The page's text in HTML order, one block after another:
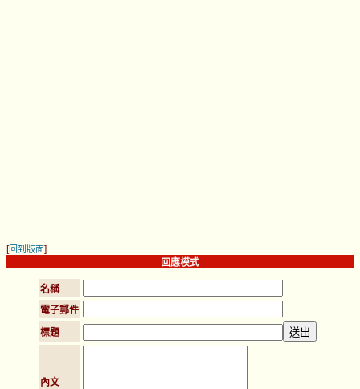
[回到版面]
回應模式
名稱
電子郵件
標題
內文